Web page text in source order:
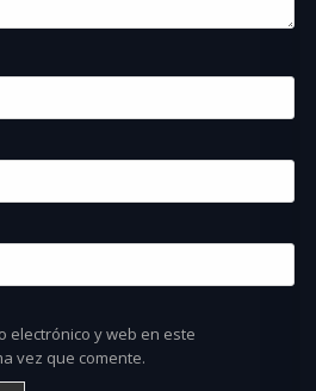
electrónico y web en este
vez que comente.